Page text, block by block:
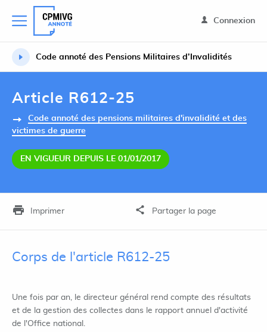
Connexion
Code annoté des Pensions Militaires d’Invalidités
Article R612-25
Code annoté des pensions militaires d'invalidité et des
victimes de guerre
EN VIGUEUR DEPUIS LE 01/01/2017
Imprimer Partager la page
Corps de l'article R612-25
Une fois par an, le directeur général rend compte des résultats
et de la gestion des collectes dans le rapport annuel d'activité
de l'Office national.